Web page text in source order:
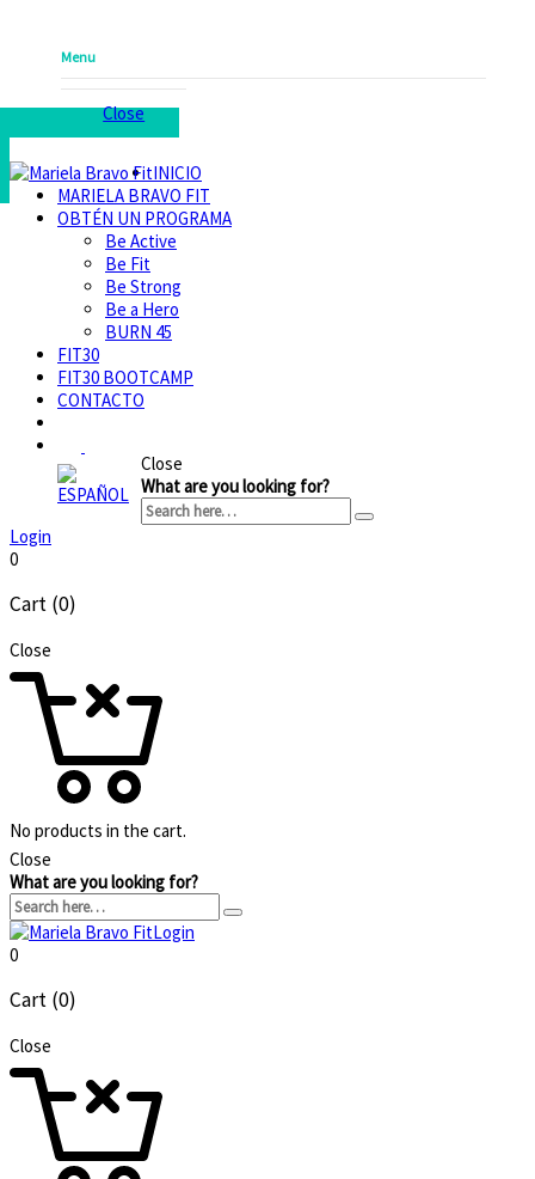
Menu
Close
INICIO
MARIELA BRAVO FIT
OBTÉN UN PROGRAMA
Be Active
Be Fit
Be Strong
Be a Hero
BURN 45
FIT30
FIT30 BOOTCAMP
CONTACTO
Close
What are you looking for?
Login
0
Cart (0)
Close
No products in the cart.
Close
What are you looking for?
Login
0
Cart (0)
Close